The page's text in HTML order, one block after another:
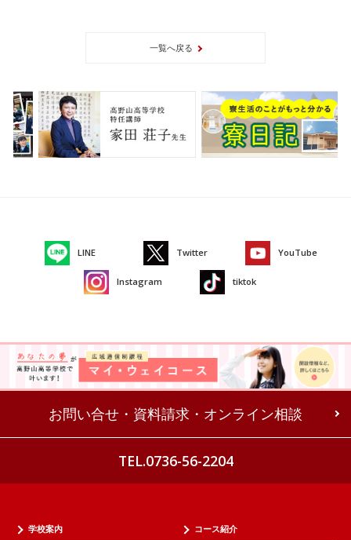
一覧へ戻る
LINE Twitter YouTube
Instagram tiktok
お問い合せ・資料請求・オンライン相談
TEL.0736-56-2204
学校案内 コース紹介